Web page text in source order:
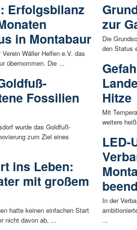
Erfolgsbilanz
in Montabaur
Wäller Helfen e.V. das
übernommen. Die ...
Fossilien
wurde das Goldfuß-
zum Ziel eines
ins Leben:
mit großem
hatte keinen einfachen Start
nicht davon ab, ...
zur
Die
den Status
Hitze
Mit
weitere
LED-
In der
...